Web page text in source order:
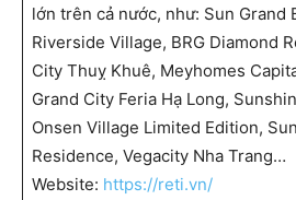
lớn trên cả nước, như: Sun Grand
Riverside Village, BRG Diamond
City Thuỵ Khuê, Meyhomes
Grand City Feria Hạ Long,
Onsen Village Limited Edition,
Residence, Vegacity Nha Trang…
Website: https://reti.vn/